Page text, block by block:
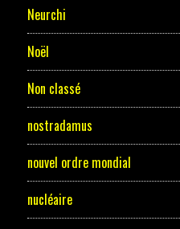
Neurchi
Noël
Non classé
nostradamus
nouvel ordre mondial
nucléaire